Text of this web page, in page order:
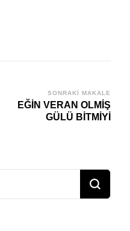
SONRAKI MAKALE
EĞİN VERAN OLMİŞ
GÜLÜ BİTMİYİ